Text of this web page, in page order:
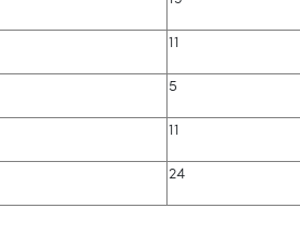
11
5
11
24